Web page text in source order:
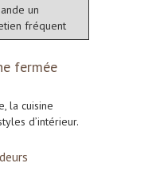
un
fréquent
fermée
la cuisine
d’intérieur.